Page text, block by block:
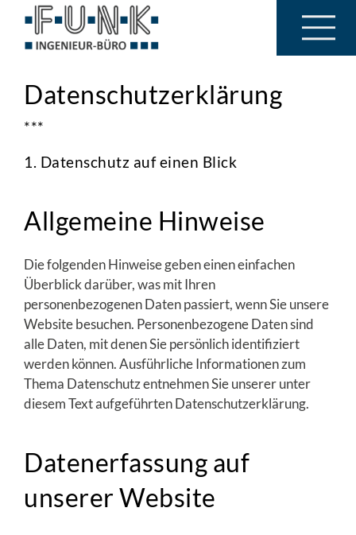
Datenschutzerklärung
***
1. Datenschutz auf einen Blick
Allgemeine Hinweise
Die folgenden Hinweise geben einen einfachen
Überblick darüber, was mit Ihren
personenbezogenen Daten passiert, wenn Sie unsere
Website besuchen. Personenbezogene Daten sind
alle Daten, mit denen Sie persönlich identifiziert
werden können. Ausführliche Informationen zum
Thema Datenschutz entnehmen Sie unserer unter
diesem Text aufgeführten Datenschutzerklärung.
Datenerfassung auf
unserer Website